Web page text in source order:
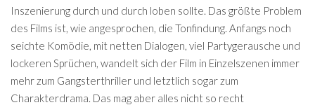
Inszenierung durch und durch loben sollte. Das größte Problem
des Films ist, wie angesprochen, die Tonfindung. Anfangs noch
seichte Komödie, mit netten Dialogen, viel Partygerausche und
lockeren Sprüchen, wandelt sich der Film in Einzelszenen immer
mehr zum Gangsterthriller und letztlich sogar zum
Charakterdrama. Das mag aber alles nicht so recht